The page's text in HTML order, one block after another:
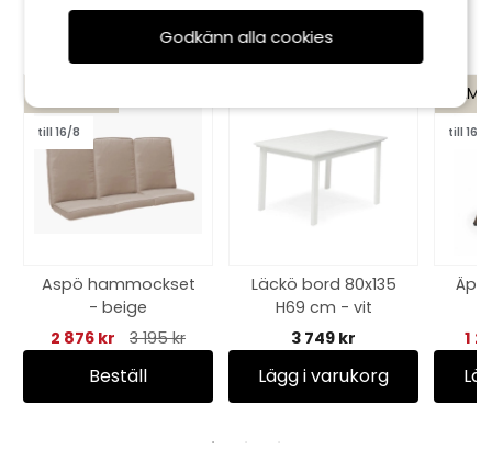
Rekommenderade tillbehör
till 16/8
Aspö hammockset
- beige
2 876 kr
3 195 kr
Beställ
Läckö bord 80x135
H69 cm - vit
3 749 kr
Lägg i varukorg
till 16/8
1
Godkänn alla cookies